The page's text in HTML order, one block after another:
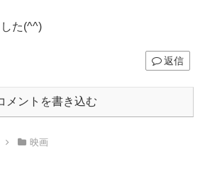
た(^^)
返信
メントを書き込む
映画